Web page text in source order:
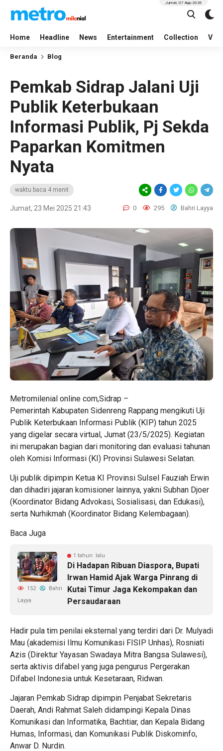
Home Headline News Entertainment Collection
Jumat, 07 Agu 2026
Beranda Blog
Pemkab Sidrap Jalani Uji
Publik Keterbukaan
Informasi Publik, Pj Sekda
Paparkan Komitmen
Nyata
waktu baca 4 menit
Jumat, 23 Mei 2025 21:43 0 295 Bahri Layya
Metromilenial online com,Sidrap –
Pemerintah Kabupaten Sidenreng Rappang mengikuti Uji
Publik Keterbukaan Informasi Publik (KIP) tahun 2025
yang digelar secara virtual, Jumat (23/5/2025). Kegiatan
ini merupakan bagian dari monitoring dan evaluasi tahunan
oleh Komisi Informasi (KI) Provinsi Sulawesi Selatan.
Uji publik dipimpin Ketua KI Provinsi Sulsel Fauziah Erwin
dan dihadiri jajaran komisioner lainnya, yakni Subhan Djoer
(Koordinator Bidang Advokasi, Sosialisasi, dan Edukasi),
serta Nurhikmah (Koordinator Bidang Kelembagaan).
Baca Juga
1 tahun lalu
Di Hadapan Ribuan Diaspora, Bupati
Irwan Hamid Ajak Warga Pinrang di
Kutai Timur Jaga Kekompakan dan
Persaudaraan
152
Bahri
Layya
Hadir pula tim penilai eksternal yang terdiri dari Dr. Mulyadi
Mau (akademisi Ilmu Komunikasi FISIP Unhas), Rosniati
Azis (Direktur Yayasan Swadaya Mitra Bangsa Sulawesi),
serta aktivis difabel yang juga pengurus Pergerakan
Difabel Indonesia untuk Kesetaraan, Ridwan.
Jajaran Pemkab Sidrap dipimpin Penjabat Sekretaris
Daerah, Andi Rahmat Saleh didampingi Kepala Dinas
Komunikasi dan Informatika, Bachtiar, dan Kepala Bidang
Humas, Informasi, dan Komunikasi Publik Diskominfo,
Anwar D. Nurdin.